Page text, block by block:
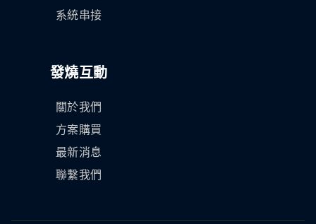
系統串接
發燒互動
關於我們
方案購買
最新消息
聯繫我們